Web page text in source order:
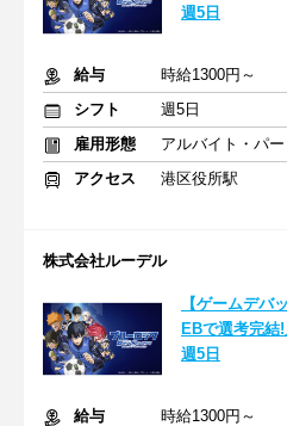
週5日
給与
時給1300円～
シフト
週5日
雇用形態
アルバイト・パー
アクセス
港区役所駅
株式会社ルーデル
【ゲームデバ
EBで選考完
週5日
給与
時給1300円～